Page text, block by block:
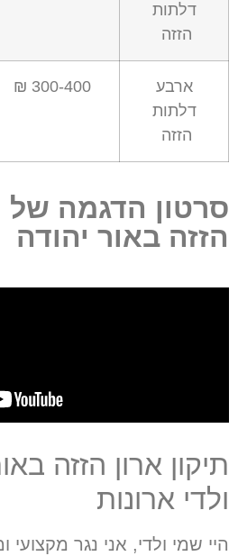
דלתות
הזזה
ארבע
דלתות
הזזה
סרטון הדגמה של
הזזה באור יהודה
תיקון ארון הזזה
ולדי ארונות
היי שמי ולדי, אני נגר מקצועי